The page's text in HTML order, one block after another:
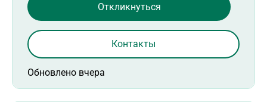
Обновлено вчера
Откликнуться
Контакты